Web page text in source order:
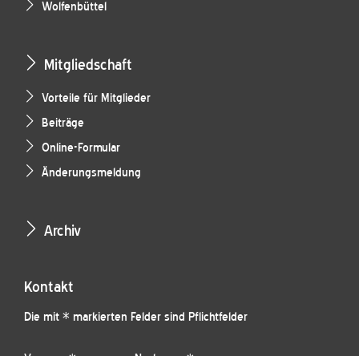
Wolfenbüttel
Mitgliedschaft
Vorteile für Mitglieder
Beiträge
Online-Formular
Änderungsmeldung
Archiv
Kontakt
Die mit * markierten Felder sind Pflichtfelder